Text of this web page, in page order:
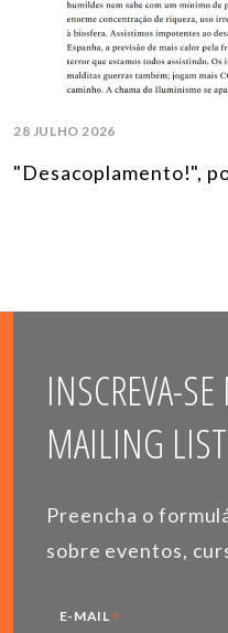
28 JULHO 2026
"Desacoplamento!",
INSCREVA-
MAILING LIST
Preencha o
sobre eventos,
E-MAIL *